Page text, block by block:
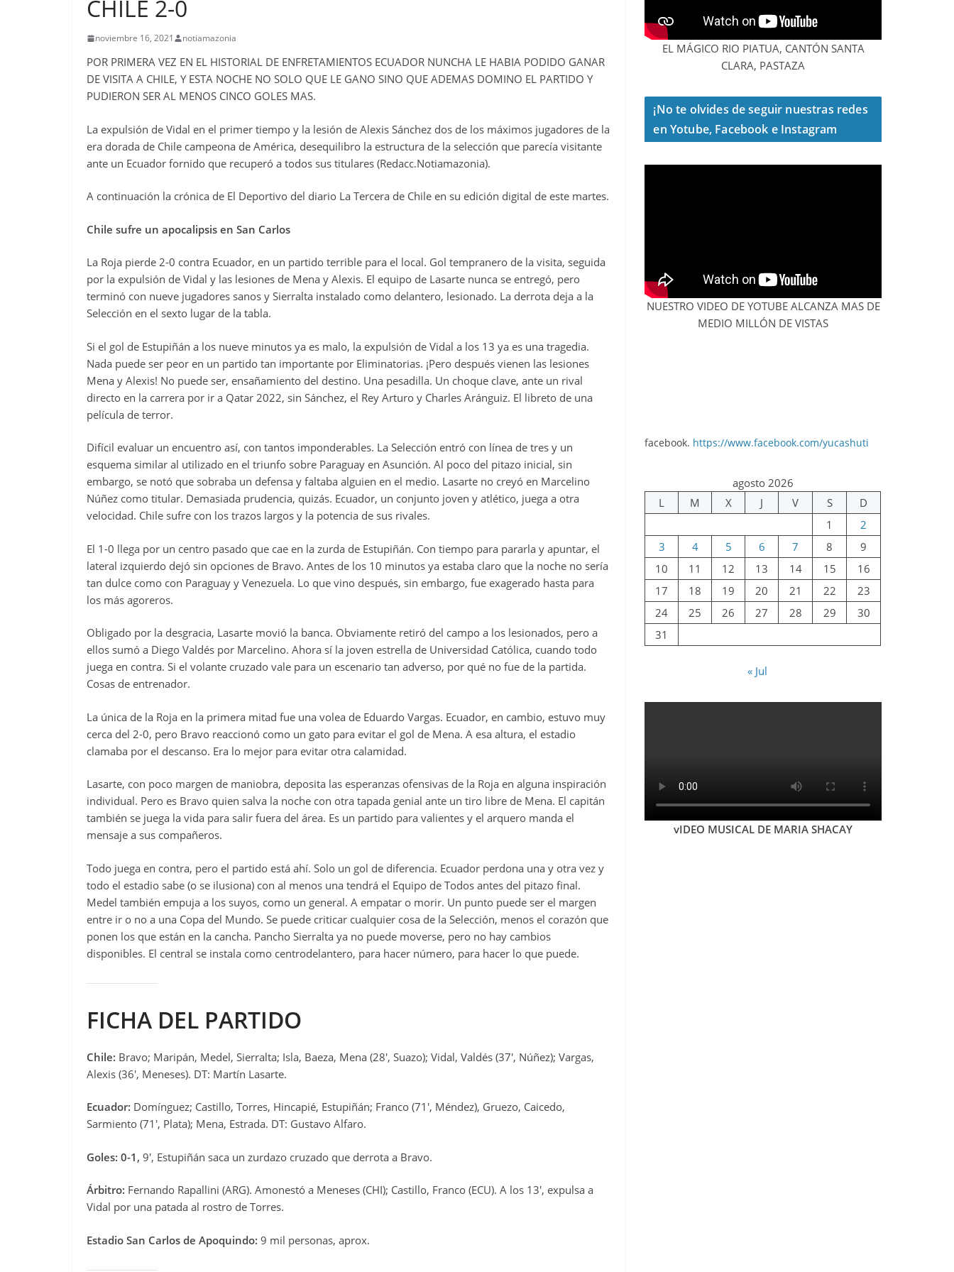
CHILE 2-0
noviembre 16, 2021 notiamazonia
POR PRIMERA VEZ EN EL HISTORIAL DE ENFRETAMIENTOS ECUADOR NUNCHA LE HABIA PODIDO GANAR
DE VISITA A CHILE, Y ESTA NOCHE NO SOLO QUE LE GANO SINO QUE ADEMAS DOMINO EL PARTIDO Y
PUDIERON SER AL MENOS CINCO GOLES MAS.
La expulsión de Vidal en el primer tiempo y la lesión de Alexis Sánchez dos de los máximos jugadores de la
era dorada de Chile campeona de América, desequilibro la estructura de la selección que parecía visitante
ante un Ecuador fornido que recuperó a todos sus titulares (Redacc.Notiamazonia).
A continuación la crónica de El Deportivo del diario La Tercera de Chile en su edición digital de este martes.
Chile sufre un apocalipsis en San Carlos
La Roja pierde 2-0 contra Ecuador, en un partido terrible para el local. Gol tempranero de la visita, seguida
por la expulsión de Vidal y las lesiones de Mena y Alexis. El equipo de Lasarte nunca se entregó, pero
terminó con nueve jugadores sanos y Sierralta instalado como delantero, lesionado. La derrota deja a la
Selección en el sexto lugar de la tabla.
Si el gol de Estupiñán a los nueve minutos ya es malo, la expulsión de Vidal a los 13 ya es una tragedia.
Nada puede ser peor en un partido tan importante por Eliminatorias. ¡Pero después vienen las lesiones
Mena y Alexis! No puede ser, ensañamiento del destino. Una pesadilla. Un choque clave, ante un rival
directo en la carrera por ir a Qatar 2022, sin Sánchez, el Rey Arturo y Charles Aránguiz. El libreto de una
película de terror.
Difícil evaluar un encuentro así, con tantos imponderables. La Selección entró con línea de tres y un
esquema similar al utilizado en el triunfo sobre Paraguay en Asunción. Al poco del pitazo inicial, sin
embargo, se notó que sobraba un defensa y faltaba alguien en el medio. Lasarte no creyó en Marcelino
Núñez como titular. Demasiada prudencia, quizás. Ecuador, un conjunto joven y atlético, juega a otra
velocidad. Chile sufre con los trazos largos y la potencia de sus rivales.
El 1-0 llega por un centro pasado que cae en la zurda de Estupiñán. Con tiempo para pararla y apuntar, el
lateral izquierdo dejó sin opciones de Bravo. Antes de los 10 minutos ya estaba claro que la noche no sería
tan dulce como con Paraguay y Venezuela. Lo que vino después, sin embargo, fue exagerado hasta para
los más agoreros.
Obligado por la desgracia, Lasarte movió la banca. Obviamente retiró del campo a los lesionados, pero a
ellos sumó a Diego Valdés por Marcelino. Ahora sí la joven estrella de Universidad Católica, cuando todo
juega en contra. Si el volante cruzado vale para un escenario tan adverso, por qué no fue de la partida.
Cosas de entrenador.
La única de la Roja en la primera mitad fue una volea de Eduardo Vargas. Ecuador, en cambio, estuvo muy
cerca del 2-0, pero Bravo reaccionó como un gato para evitar el gol de Mena. A esa altura, el estadio
clamaba por el descanso. Era lo mejor para evitar otra calamidad.
Lasarte, con poco margen de maniobra, deposita las esperanzas ofensivas de la Roja en alguna inspiración
individual. Pero es Bravo quien salva la noche con otra tapada genial ante un tiro libre de Mena. El capitán
también se juega la vida para salir fuera del área. Es un partido para valientes y el arquero manda el
mensaje a sus compañeros.
Todo juega en contra, pero el partido está ahí. Solo un gol de diferencia. Ecuador perdona una y otra vez y
todo el estadio sabe (o se ilusiona) con al menos una tendrá el Equipo de Todos antes del pitazo final.
Medel también empuja a los suyos, como un general. A empatar o morir. Un punto puede ser el margen
entre ir o no a una Copa del Mundo. Se puede criticar cualquier cosa de la Selección, menos el corazón que
ponen los que están en la cancha. Pancho Sierralta ya no puede moverse, pero no hay cambios
disponibles. El central se instala como centrodelantero, para hacer número, para hacer lo que puede.
FICHA DEL PARTIDO
Chile: Bravo; Maripán, Medel, Sierralta; Isla, Baeza, Mena (28′, Suazo); Vidal, Valdés (37′, Núñez); Vargas,
Alexis (36′, Meneses). DT: Martín Lasarte.
Ecuador: Domínguez; Castillo, Torres, Hincapié, Estupiñán; Franco (71′, Méndez), Gruezo, Caicedo,
Sarmiento (71′, Plata); Mena, Estrada. DT: Gustavo Alfaro.
Goles: 0-1, 9′, Estupiñán saca un zurdazo cruzado que derrota a Bravo.
Árbitro: Fernando Rapallini (ARG). Amonestó a Meneses (CHI); Castillo, Franco (ECU). A los 13′, expulsa a
Vidal por una patada al rostro de Torres.
Estadio San Carlos de Apoquindo: 9 mil personas, aprox.
EL MÁGICO RIO PIATUA, CANTÓN SANTA
CLARA, PASTAZA
¡No te olvides de seguir nuestras redes
en Yotube, Facebook e Instagram
NUESTRO VIDEO DE YOTUBE ALCANZA MAS DE
MEDIO MILLÓN DE VISTAS
facebook. https://www.facebook.com/yucashuti
agosto 2026
L
M X J V S
D
1
2
3
4 5 6 7 8
9
10
11 12 13 14 15
16
17
18 19 20 21 22
23
24
25 26 27 28 29
30
31
« Jul
vIDEO MUSICAL DE MARIA SHACAY